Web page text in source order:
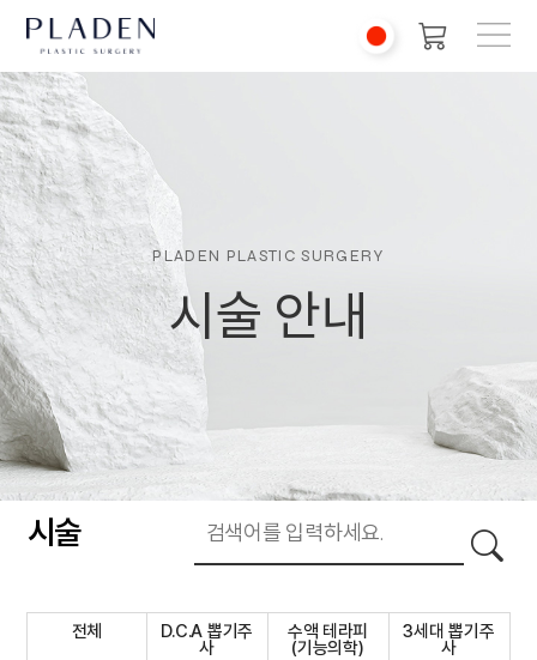
PLADEN PLASTIC SURGERY
시술 안내
시술
전체
D.C.A 뽑기주
사
수액 테라피
(기능의학)
3세대 뽑기주
사